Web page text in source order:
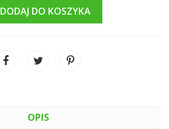
DODAJ DO KOSZYKA
OPIS